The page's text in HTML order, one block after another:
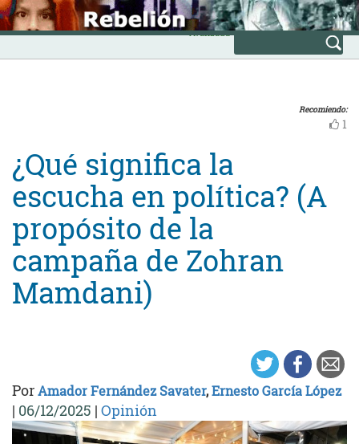
Skip
to
content
INICIO
Avanzada
Recomiendo:
1
¿Qué significa la
escucha en política? (A
propósito de la
campaña de Zohran
Mamdani)
PorAmador Fernández Savater,Ernesto García López
| 06/12/2025 | Opinión